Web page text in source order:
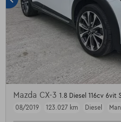
Mazda CX-3 1.8 Diesel 116cv 6vit
08/2019
123.027 km Diesel